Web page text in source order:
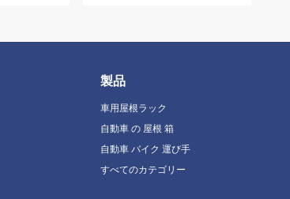
製品
車用屋根ラック
自動車 の 屋根 箱
自動車 バイク 運び手
すべてのカテゴリー